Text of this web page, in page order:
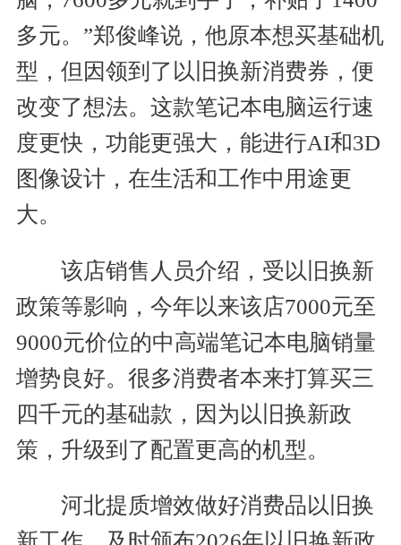
多元。”郑俊峰说，他原本想买基础机
型，但因领到了以旧换新消费券，便
改变了想法。这款笔记本电脑运行速
度更快，功能更强大，能进行AI和3D
图像设计，在生活和工作中用途更
大。
该店销售人员介绍，受以旧换新
政策等影响，今年以来该店7000元至
9000元价位的中高端笔记本电脑销量
增势良好。很多消费者本来打算买三
四千元的基础款，因为以旧换新政
策，升级到了配置更高的机型。
河北提质增效做好消费品以旧换